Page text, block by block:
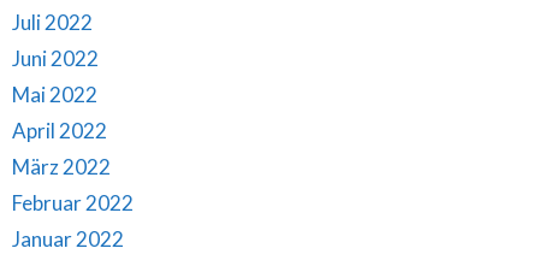
Juli 2022
Juni 2022
Mai 2022
April 2022
März 2022
Februar 2022
Januar 2022